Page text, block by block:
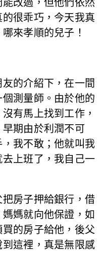
改過，但他們依然
很乖巧，今天我真
來孝順的兒子！
的介紹下，在一間
測量師。由於他的
有馬上找到工作，
期由於利潤不可
我不敢；他就叫我
上班了，我自己一
房子押給銀行，借
媽就向他保證，如
的房子給他，後父
這裡，真是無限感